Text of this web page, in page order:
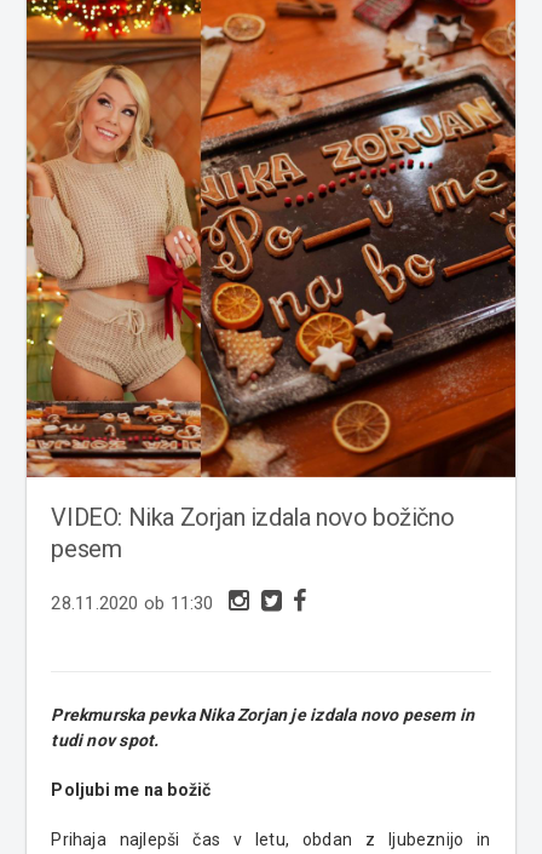
VIDEO: Nika Zorjan izdala novo božično
pesem
28.11.2020 ob 11:30
Prekmurska pevka Nika Zorjan je izdala novo pesem in
tudi nov spot.
Poljubi me na božič
Prihaja najlepši čas v letu, obdan z ljubeznijo in